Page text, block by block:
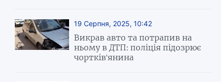
19 Серпня, 2025, 10:42
Викрав авто та потрапив на
ньому в ДТП: поліція підозрює
чортків'янина